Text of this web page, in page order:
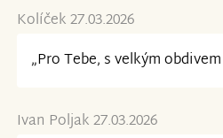
Kolíček 27.03.2026
„Pro Tebe, s velkým
Ivan Poljak 27.03.2026